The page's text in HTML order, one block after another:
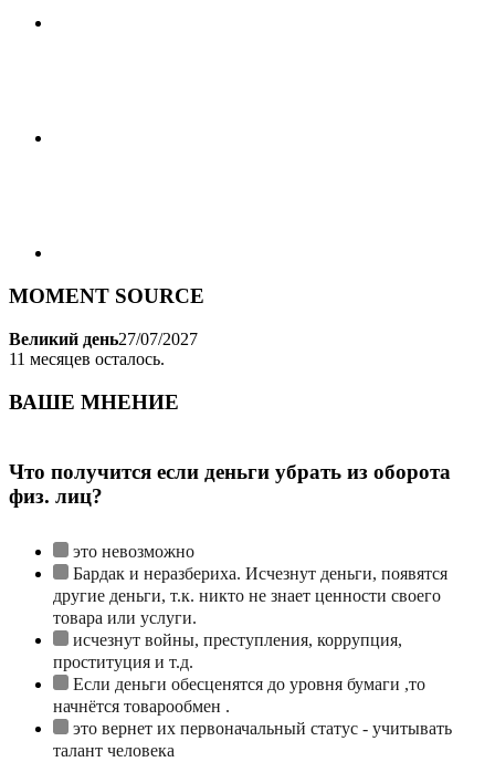
MOMENT SOURCE
Великий день27/07/2027
11 месяцев осталось.
ВАШЕ МНЕНИЕ
Что получится если деньги убрать из оборота
физ. лиц?
это невозможно
Бардак и неразбериха. Исчезнут деньги, появятся
другие деньги, т.к. никто не знает ценности своего
товара или услуги.
исчезнут войны, преступления, коррупция,
проституция и т.д.
Если деньги обесценятся до уровня бумаги ,то
начнётся товарообмен .
это вернет их первоначальный статус - учитывать
талант человека